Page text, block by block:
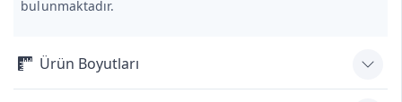
bulunmaktadır.
Ürün Boyutları